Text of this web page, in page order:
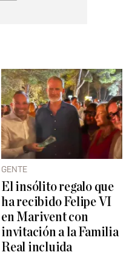
GENTE
El insólito regalo que
ha recibido Felipe VI
en Marivent con
invitación a la Familia
Real incluida